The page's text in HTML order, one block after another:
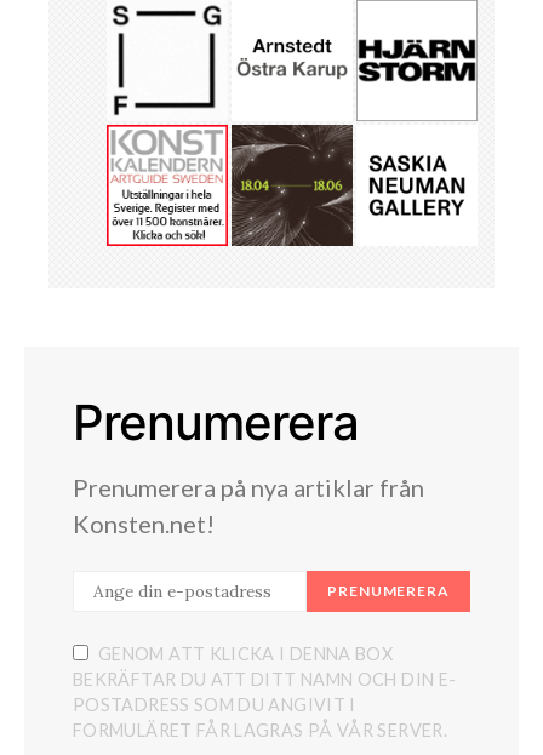
Prenumerera
Prenumerera på nya artiklar från
Konsten.net!
PRENUMERERA
GENOM ATT KLICKA I DENNA BOX
BEKRÄFTAR DU ATT DITT NAMN OCH DIN E-
POSTADRESS SOM DU ANGIVIT I
FORMULÄRET FÅR LAGRAS PÅ VÅR SERVER.